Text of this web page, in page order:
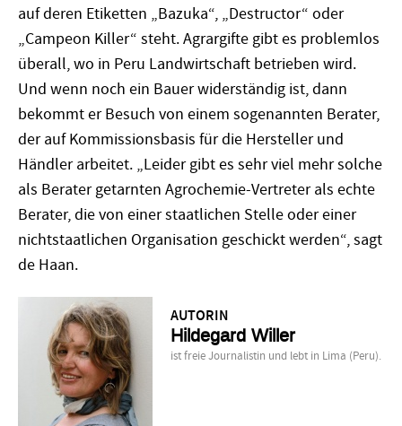
auf deren Etiketten „Bazuka“, „Destructor“ oder
„Campeon Killer“ steht. Agrargifte gibt es problemlos
überall, wo in Peru Landwirtschaft betrieben wird.
Und wenn noch ein Bauer widerständig ist, dann
bekommt er Besuch von einem sogenannten Berater,
der auf Kommissionsbasis für die Hersteller und
Händler arbeitet. „Leider gibt es sehr viel mehr solche
als Berater getarnten Agrochemie-Vertreter als echte
Berater, die von einer staatlichen Stelle oder einer
nichtstaatlichen Organisation geschickt werden“, sagt
de Haan.
AUTORIN
Hildegard Willer
ist freie Journalistin und lebt in Lima (Peru).